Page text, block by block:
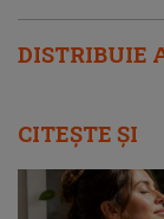
DISTRIBUIE
CITEȘTE ȘI